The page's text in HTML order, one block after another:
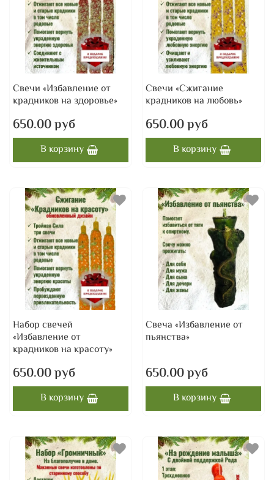
Свечи «Избавление от
крадников на здоровье»
650.00 руб
В корзину
Свечи «Сжигание
крадников на любовь»
650.00 руб
В корзину
Набор свечей
«Избавление от
крадников на красоту»
650.00 руб
В корзину
Свеча «Избавление от
пьянства»
650.00 руб
В корзину